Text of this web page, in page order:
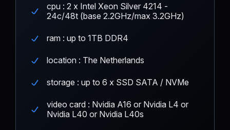
cpu : 2 x Intel Xeon Silver 4214 -
24c/48t (base 2.2GHz/max 3.2GHz)
ram : up to 1TB DDR4
location : The Netherlands
storage : up to 6 x SSD SATA / NVMe
video card : Nvidia A16 or Nvidia L4 or
Nvidia L40 or Nvidia L40s